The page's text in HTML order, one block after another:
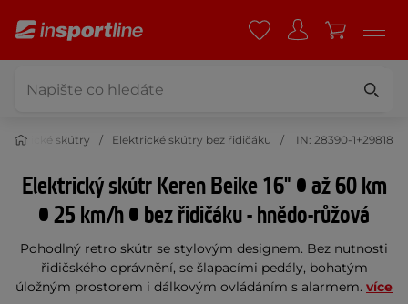
Elektrické skútry Elektrické skútry bez řidičáku IN: 28390-1+29818
Elektrický skútr Keren Beike 16" • až 60 km
• 25 km/h • bez řidičáku - hnědo-růžová
Pohodlný retro skútr se stylovým designem. Bez nutnosti
řidičského oprávnění, se šlapacími pedály, bohatým
úložným prostorem i dálkovým ovládáním s alarmem. více